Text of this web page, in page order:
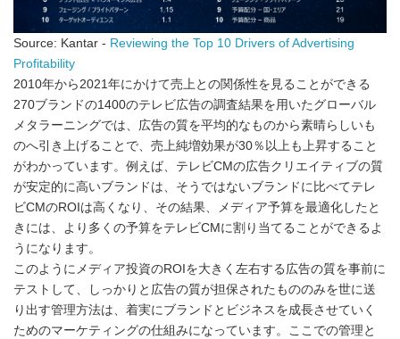
Source: Kantar - Reviewing the Top 10 Drivers of Advertising
Profitability
2010年から2021年にかけて売上との関係性を見ることができる
270ブランドの1400のテレビ広告の調査結果を用いたグローバル
メタラーニングでは、広告の質を平均的なものから素晴らしいも
のへ引き上げることで、売上純増効果が30％以上も上昇すること
がわかっています。例えば、テレビCMの広告クリエイティブの質
が安定的に高いブランドは、そうではないブランドに比べてテレ
ビCMのROIは高くなり、その結果、メディア予算を最適化したと
きには、より多くの予算をテレビCMに割り当てることができるよ
うになります。
このようにメディア投資のROIを大きく左右する広告の質を事前に
テストして、しっかりと広告の質が担保されたもののみを世に送
り出す管理方法は、着実にブランドとビジネスを成長させていく
ためのマーケティングの仕組みになっています。ここでの管理と